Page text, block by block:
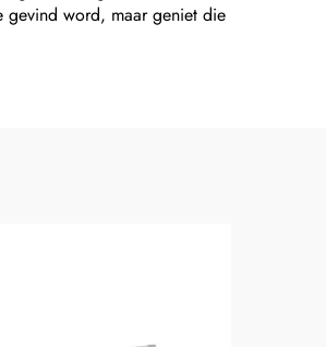
gevind word, maar geniet die